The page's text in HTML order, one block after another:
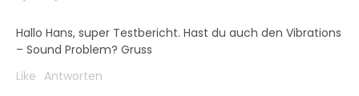
Hallo Hans, super Testbericht. Hast du auch den Vibrations
– Sound Problem? Gruss
Like Antworten